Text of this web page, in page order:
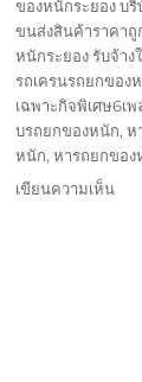
ของหนักระยอง บริ
ขนส่งสินค้าราคาถู
หนักระยอง รับจ้าง
รถเครนรถยกของ
เฉพาะกิจพิเศษ6เพ
บรถยกของหนัก, ห
หนัก, หารถยกของ
เขียนความเห็นบน